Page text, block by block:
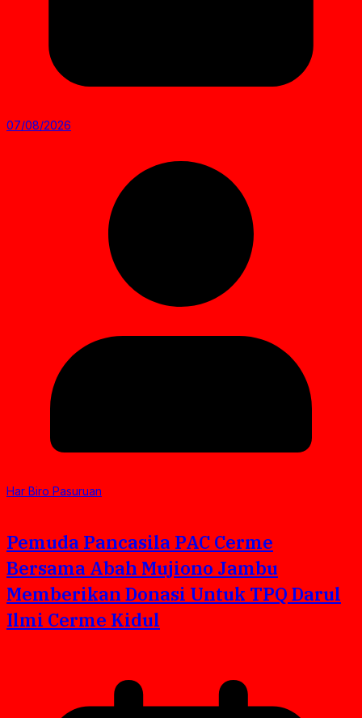
07/08/2026
Har Biro Pasuruan
Pemuda Pancasila PAC Cerme
Bersama Abah Mujiono Jambu
Memberikan Donasi Untuk TPQ Darul
Ilmi Cerme Kidul